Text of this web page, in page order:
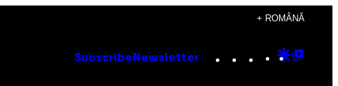
+ ROMÂNĂ
Subscribe Newsletter Instagram
TikTok
YouTube
Google